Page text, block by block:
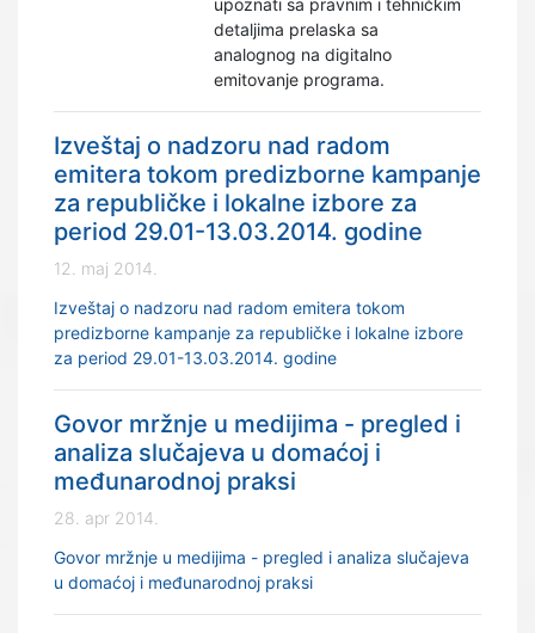
upoznati sa pravnim i tehničkim
detaljima prelaska sa
analognog na digitalno
emitovanje programa.
Izveštaj o nadzoru nad radom
emitera tokom predizborne kampanje
za republičke i lokalne izbore za
period 29.01-13.03.2014. godine
12. maj 2014.
Izveštaj o nadzoru nad radom emitera tokom
predizborne kampanje za republičke i lokalne izbore
za period 29.01-13.03.2014. godine
Govor mržnje u medijima - pregled i
analiza slučajeva u domaćoj i
međunarodnoj praksi
28. apr 2014.
Govor mržnje u medijima - pregled i analiza slučajeva
u domaćoj i međunarodnoj praksi